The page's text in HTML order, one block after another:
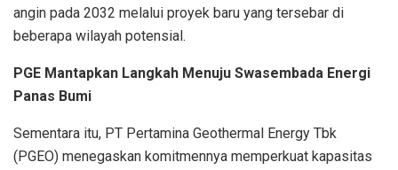
angin pada 2032 melalui proyek baru yang tersebar di
beberapa wilayah potensial.
PGE Mantapkan Langkah Menuju Swasembada Energi
Panas Bumi
Sementara itu, PT Pertamina Geothermal Energy Tbk
(PGEO) menegaskan komitmennya memperkuat kapasitas